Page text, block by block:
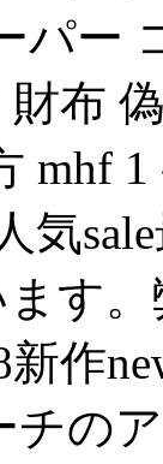
パー
布
mhf
気
す
新作
チの